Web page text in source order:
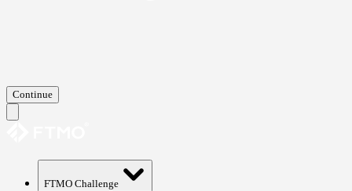
Continue
FTMO Challenge